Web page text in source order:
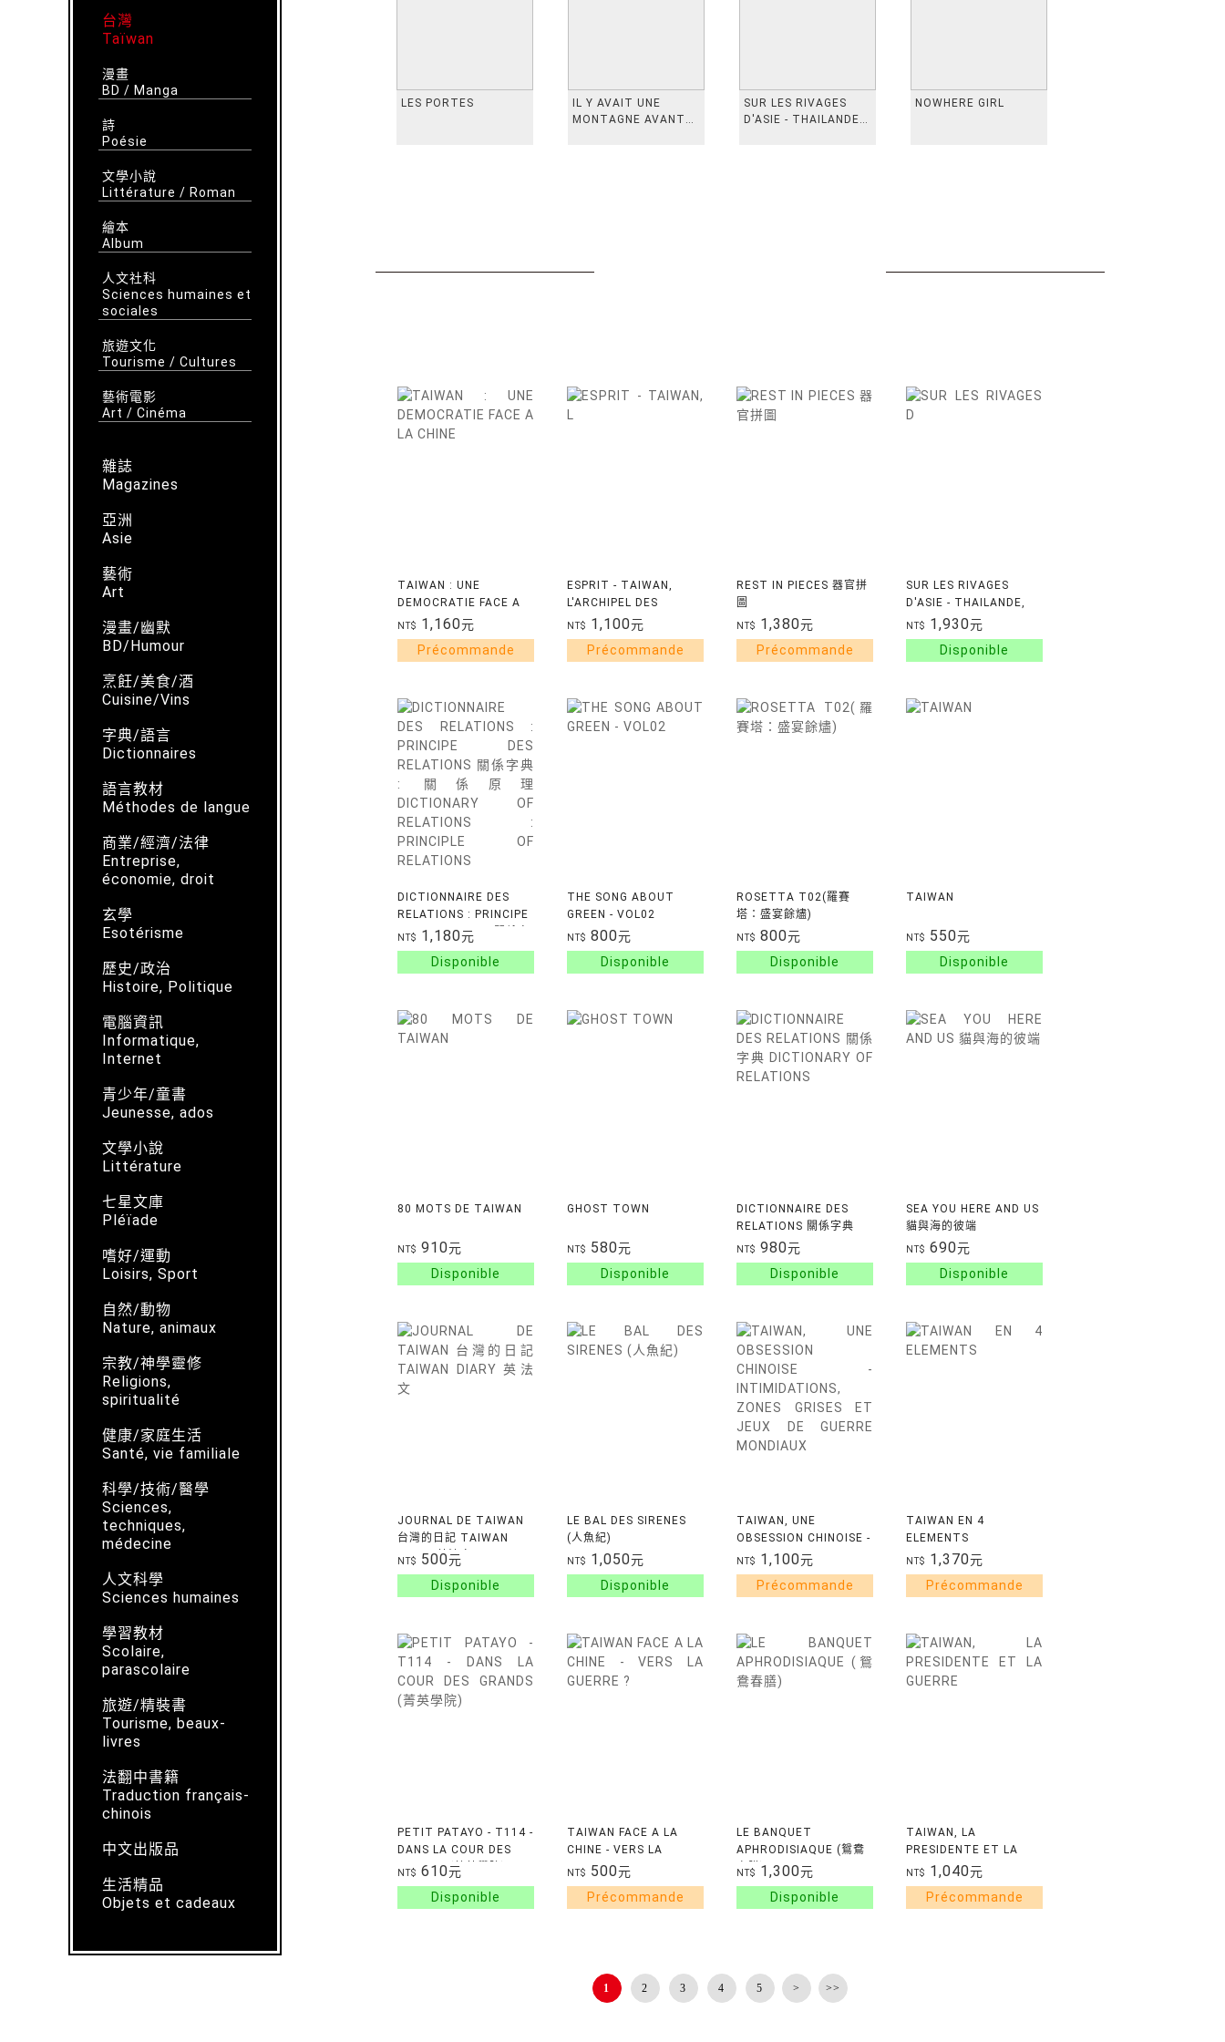
台灣
Taïwan
漫畫
BD / Manga
詩
Poésie
文學小說
Littérature / Roman
繪本
Album
人文社科
Sciences humaines et
sociales
旅遊文化
Tourisme / Cultures
藝術電影
Art / Cinéma
雜誌
Magazines
亞洲
Asie
藝術
Art
漫畫/幽默
BD/Humour
烹飪/美食/酒
Cuisine/Vins
字典/語言
Dictionnaires
語言教材
Méthodes de langue
商業/經濟/法律
Entreprise,
économie, droit
玄學
Esotérisme
歷史/政治
Histoire, Politique
電腦資訊
Informatique,
Internet
青少年/童書
Jeunesse, ados
文學小說
Littérature
七星文庫
Pléïade
嗜好/運動
Loisirs, Sport
自然/動物
Nature, animaux
宗教/神學靈修
Religions,
spiritualité
健康/家庭生活
Santé, vie familiale
科學/技術/醫學
Sciences,
techniques,
médecine
人文科學
Sciences humaines
學習教材
Scolaire,
parascolaire
旅遊/精裝書
Tourisme, beaux-
livres
法翻中書籍
Traduction français-
chinois
中文出版品
生活精品
Objets et cadeaux
LES PORTES
IL Y AVAIT UNE
MONTAGNE AVANT
SUR LES RIVAGES
D'ASIE - THAILANDE,
NOWHERE GIRL
TAIWAN : UNE
DEMOCRATIE FACE A
LA CHINE
NT$ 1,160元
ESPRIT - TAIWAN,
L'ARCHIPEL DES
POSSIBLES - AVRIL
2026
NT$ 1,100元
REST IN PIECES 器官拼
圖
NT$ 1,380元
SUR LES RIVAGES
D'ASIE - THAILANDE,
INDONESIE, TAIWAN,
VIETN
NT$ 1,930元
DICTIONNAIRE DES
RELATIONS : PRINCIPE
DES RELATIONS 關係字
典 : 關係原理
DICTIONARY OF
RELATIONS
NT$ 1,180元
THE SONG ABOUT
GREEN - VOL02
NT$ 800元
ROSETTA T02(羅賽
塔：盛宴餘燼)
NT$ 800元
TAIWAN
NT$ 550元
80 MOTS DE TAIWAN
NT$ 910元
GHOST TOWN
NT$ 580元
DICTIONNAIRE DES
RELATIONS 關係字典
DICTIONARY OF
RELATIONS
NT$ 980元
SEA YOU HERE AND US
貓與海的彼端
NT$ 690元
JOURNAL DE TAIWAN
台灣的日記 TAIWAN
DIARY 英法文
NT$ 500元
LE BAL DES SIRENES
(人魚紀)
NT$ 1,050元
TAIWAN, UNE
OBSESSION CHINOISE -
INTIMIDATIONS,
ZONES GRISES ET
JEUX DE GUERRE
NT$ 1,100元
TAIWAN EN 4
ELEMENTS
NT$ 1,370元
PETIT PATAYO - T114 -
DANS LA COUR DES
GRANDS (菁英學院)
NT$ 610元
TAIWAN FACE A LA
CHINE - VERS LA
GUERRE ?
NT$ 500元
LE BANQUET
APHRODISIAQUE (鴛鴦
春膳)
NT$ 1,300元
TAIWAN, LA
PRESIDENTE ET LA
GUERRE
NT$ 1,040元
1 2 3 4 5 > >>